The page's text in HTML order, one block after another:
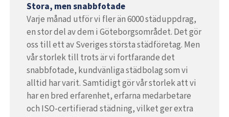
Stora, men snabbfotade
Varje månad utför vi fler än 6000 städuppdrag,
en stor del av dem i Göteborgsområdet. Det gör
oss till ett av Sveriges största städföretag. Men
vår storlek till trots är vi fortfarande det
snabbfotade, kundvänliga städbolag som vi
alltid har varit. Samtidigt gör vår storlek att vi
har en bred erfarenhet, erfarna medarbetare
och ISO-certifierad städning, vilket ger extra